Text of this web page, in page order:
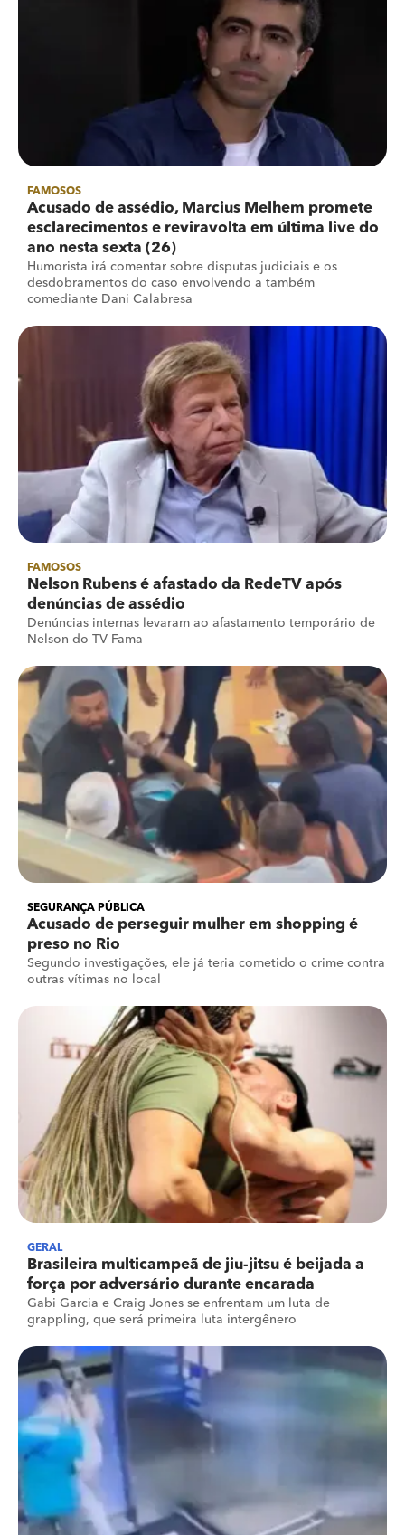
FAMOSOS
Acusado de assédio, Marcius Melhem promete
esclarecimentos e reviravolta em última live do
ano nesta sexta (26)
Humorista irá comentar sobre disputas judiciais e os
desdobramentos do caso envolvendo a também
comediante Dani Calabresa
FAMOSOS
Nelson Rubens é afastado da RedeTV após
denúncias de assédio
Denúncias internas levaram ao afastamento temporário de
Nelson do TV Fama
SEGURANÇA PÚBLICA
Acusado de perseguir mulher em shopping é
preso no Rio
Segundo investigações, ele já teria cometido o crime contra
outras vítimas no local
GERAL
Brasileira multicampeã de jiu-jitsu é beijada a
força por adversário durante encarada
Gabi Garcia e Craig Jones se enfrentam um luta de
grappling, que será primeira luta intergênero